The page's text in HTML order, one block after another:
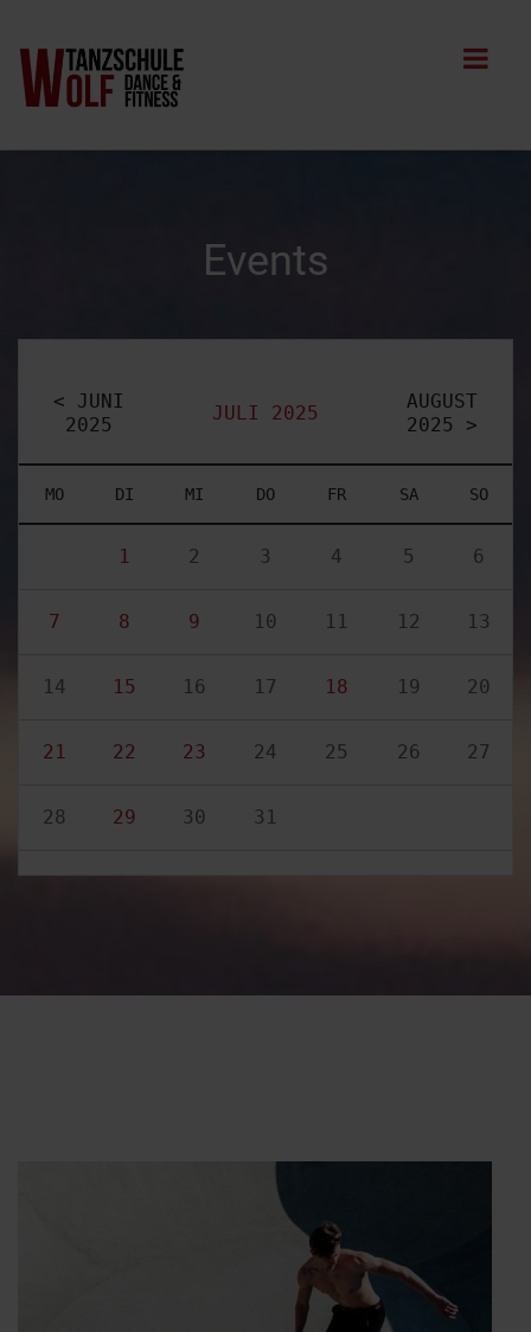
Events
< JUNI
2025
JULI 2025
AUGUST
2025 >
MO DI MI DO FR SA SO
1 2 3 4 5 6
7 8 9 10 11 12 13
14 15 16 17 18 19 20
21 22 23 24 25 26 27
28 29 30 31